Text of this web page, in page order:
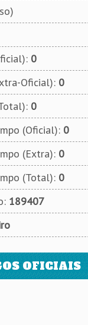
0
Oficial): 0
0
(Oficial): 0
(Extra): 0
(Total): 0
189407
OFICIAIS